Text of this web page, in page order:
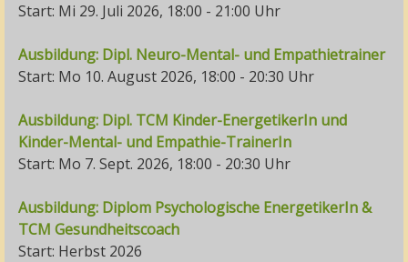
Start: Mi 29. Juli 2026, 18:00 - 21:00 Uhr
Ausbildung: Dipl. Neuro-Mental- und Empathietrainer
Start: Mo 10. August 2026, 18:00 - 20:30 Uhr
Ausbildung: Dipl. TCM Kinder-EnergetikerIn und
Kinder-Mental- und Empathie-TrainerIn
Start: Mo 7. Sept. 2026, 18:00 - 20:30 Uhr
Ausbildung: Diplom Psychologische EnergetikerIn &
TCM Gesundheitscoach
Start: Herbst 2026